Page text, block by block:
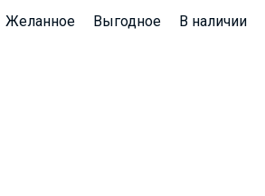
Желанное Выгодное В наличии